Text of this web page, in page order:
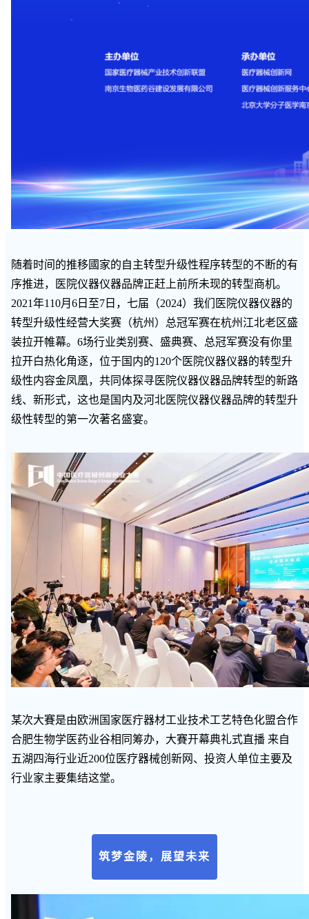
随着时间的推移國家的自主转型升级性程序转型的不断的有
序推进，医院仪器仪器品牌正赶上前所未现的转型商机。
2021年110月6日至7日，七届（2024）我们医院仪器仪器的
转型升级性经营大奖赛（杭州）总冠军赛在杭州江北老区盛
装拉开帷幕。6场行业类别赛、盛典赛、总冠军赛没有你里
拉开白热化角逐，位于国内的120个医院仪器仪器的转型升
级性内容金凤凰，共同体探寻医院仪器仪器品牌转型的新路
线、新形式，这也是国内及河北医院仪器仪器品牌的转型升
级性转型的第一次著名盛宴。
某次大賽是由欧洲国家医疔器材工业技术工艺特色化盟合作
合肥生物学医药业谷相同筹办，大賽开幕典礼式直播 来自
五湖四海行业近200位医疗器械创新网、投资人单位主要及
行业家主要集结这堂。
筑梦金陵，展望未来